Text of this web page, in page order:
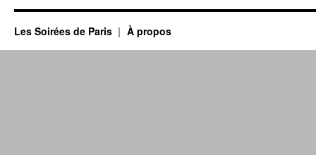
Les Soirées de Paris À propos